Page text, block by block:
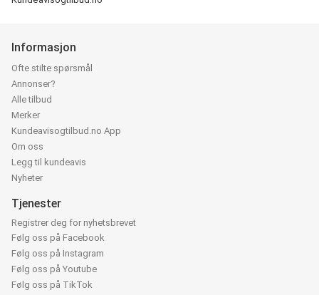
Informasjon
Ofte stilte spørsmål
Annonser?
Alle tilbud
Merker
Kundeavisogtilbud.no App
Om oss
Legg til kundeavis
Nyheter
Tjenester
Registrer deg for nyhetsbrevet
Følg oss på Facebook
Følg oss på Instagram
Følg oss på Youtube
Følg oss på TikTok